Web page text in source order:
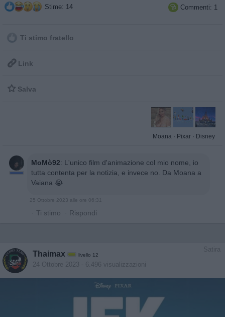
Stime: 14  Commenti: 1
Ti stimo fratello
 Link
 Salva
Moana · Pixar · Disney
MoMò92: L'unico film d'animazione col mio nome, io
tutta contenta per la notizia, e invece no. Da Moana a
Vaiana 😭
· Ti stimo · Rispondi
Satira
Thaimax livello 12
24 Ottobre 2023 - 6.496 visualizzazioni